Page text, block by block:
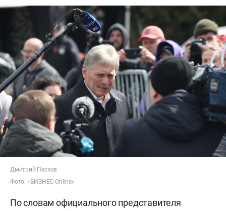
Дмитрий Песков
Фото: «БИЗНЕС Online»
По словам официального представителя